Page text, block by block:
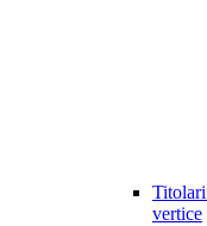
vertice